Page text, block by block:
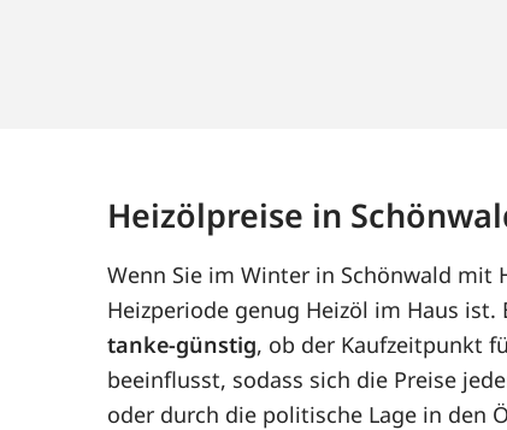
Heizölpreise in
Wenn Sie im Winter in Schönwald mit
Heizperiode genug Heizöl im Haus ist.
tanke-günstig, ob der Kaufzeitpunkt
beeinflusst, sodass sich die Preise
oder durch die politische Lage in den